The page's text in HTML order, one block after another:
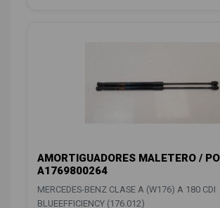
AMORTIGUADORES MALETERO /
A1769800264
MERCEDES-BENZ CLASE A (W176) A 180 CDI
BLUEEFFICIENCY (176.012)